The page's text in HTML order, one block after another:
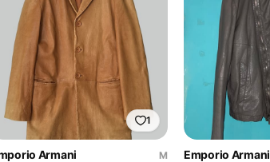
1
Armani
M
Emporio Armani